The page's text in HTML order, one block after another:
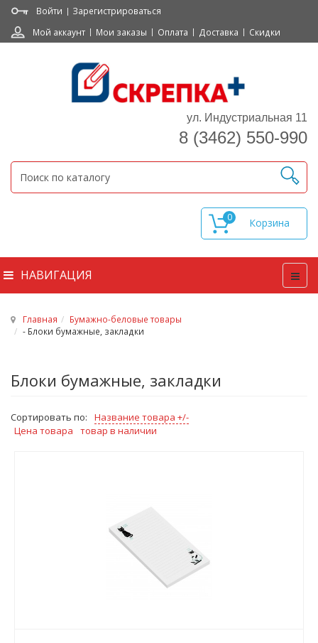
Войти
Зарегистрироваться
Мой аккаунт
Мои заказы Оплата Доставка Скидки
ул. Индустриальная 11
8 (3462) 550-990
0
НАВИГАЦИЯ
Главная
Бумажно-беловые товары
- Блоки бумажные, закладки
Блоки бумажные, закладки
Сортировать по:
Название товара +/-
Цена товара
товар в наличии